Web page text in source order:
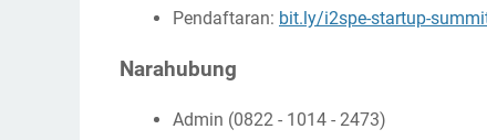
Pendaftaran: bit.ly/i2spe-startup-
Narahubung
Admin (0822 - 1014 - 2473)